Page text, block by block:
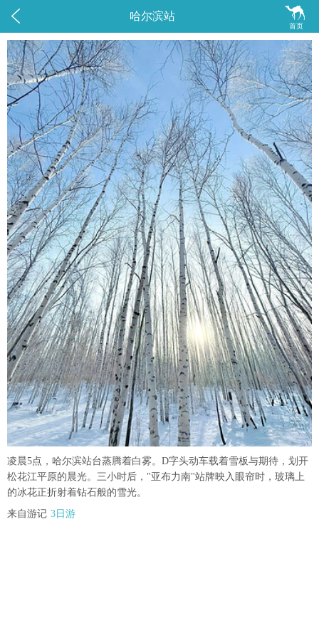
 
首页
哈尔滨站
凌晨5点，哈尔滨站台蒸腾着白雾。D字头动车载着雪板与期待，划开
松花江平原的晨光。三小时后，"亚布力南"站牌映入眼帘时，玻璃上
的冰花正折射着钻石般的雪光。
来自游记 3日游